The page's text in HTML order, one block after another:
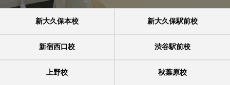
新大久保本校 新大久保駅前校
新宿西口校 渋谷駅前校
上野校 秋葉原校